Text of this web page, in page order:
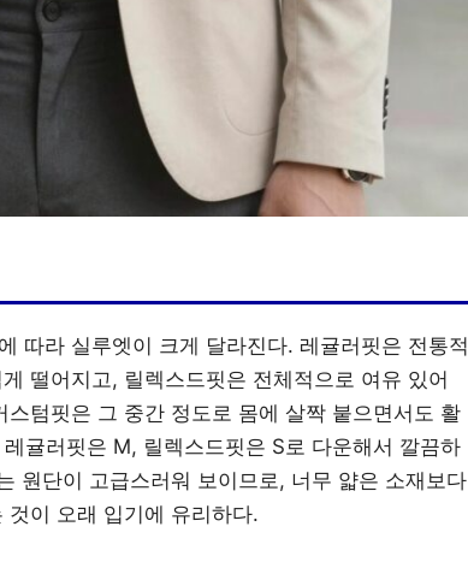
따라 실루엣이 크게 달라진다. 레귤러핏은 전통적
떨어지고, 릴렉스드핏은 전체적으로 여유 있어
텀핏은 그 중간 정도로 몸에 살짝 붙으면서도 활
귤러핏은 M, 릴렉스드핏은 S로 다운해서 깔끔하
원단이 고급스러워 보이므로, 너무 얇은 소재보다
이 오래 입기에 유리하다.